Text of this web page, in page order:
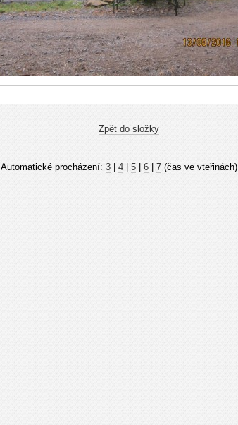
Zpět do složky
Automatické procházení: 3| 4| 5| 6| 7(čas ve vteřinách)